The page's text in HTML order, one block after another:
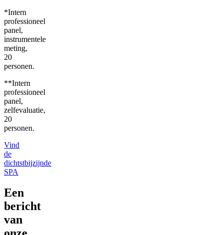
*Intern
professioneel
panel,
instrumentele
meting,
20
personen.
**Intern
professioneel
panel,
zelfevaluatie,
20
personen.
Vind
de
dichtstbijzijnde
SPA
Een
bericht
van